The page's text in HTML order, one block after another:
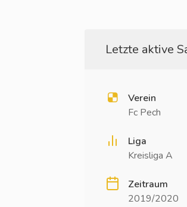
Letzte aktive
Verein
Fc Pech
Liga
Kreisliga A
Zeitraum
2019/2020